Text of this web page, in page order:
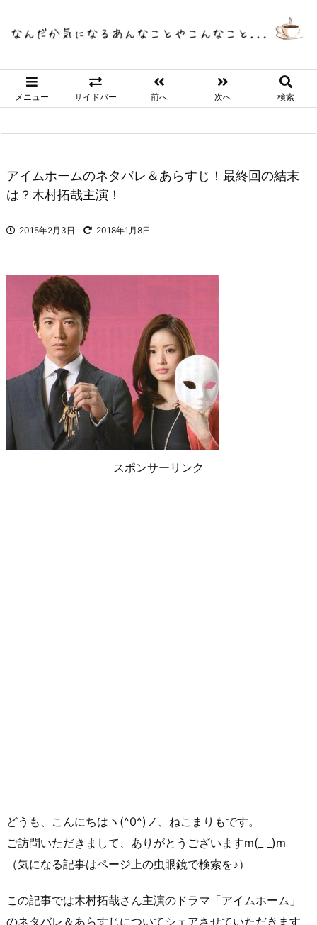
メニュー サイドバー 前へ 次へ 検索
アイムホームのネタバレ＆あらすじ！最終回の結末
は？木村拓哉主演！
2015年2月3日 2018年1月8日
スポンサーリンク
どうも、こんにちはヽ(^0^)ノ、ねこまりもです。
ご訪問いただきまして、ありがとうございますm(_ _)m
（気になる記事はページ上の虫眼鏡で検索を♪）
この記事では木村拓哉さん主演のドラマ「アイムホーム」
のネタバレ＆あらすじについてシェアさせていただきます